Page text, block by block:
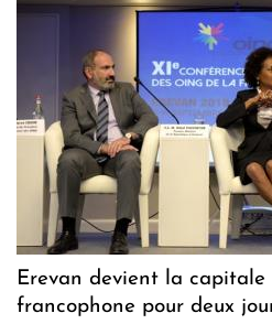
Erevan devient la capitale
francophone pour deux